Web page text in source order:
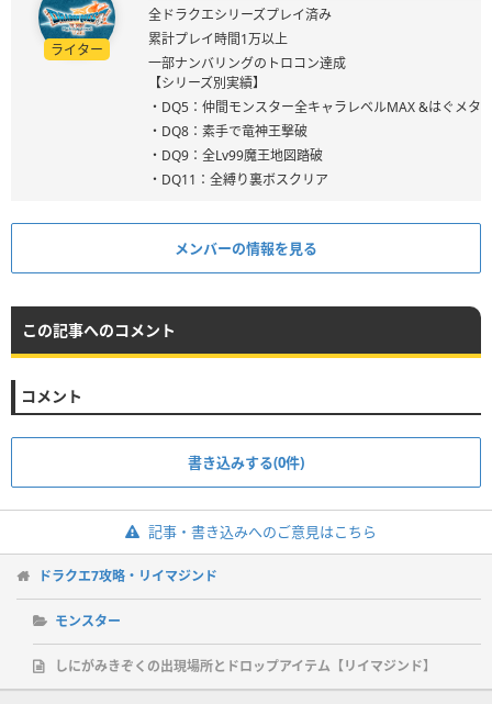
ライター
全ドラクエシリーズプレイ済み
累計プレイ時間1万以上
一部ナンバリングのトロコン達成
【シリーズ別実績】
・DQ5：仲間モンスター全キャラレベルMAX &はぐメタ
・DQ8：素手で竜神王撃破
・DQ9：全Lv99魔王地図踏破
・DQ11：全縛り裏ボスクリア
メンバーの情報を見る
この記事へのコメント
コメント
書き込みする(0件)
記事・書き込みへのご意見はこちら
ドラクエ7攻略・リイマジンド
モンスター
しにがみきぞくの出現場所とドロップアイテム【リイマジンド】